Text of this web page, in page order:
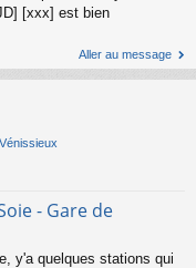
[xxx] est bien
Aller au message
- Gare de
y'a quelques stations qui